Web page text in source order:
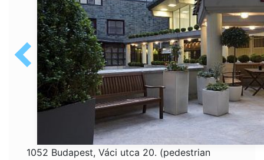
1052 Budapest, Váci utca 20. (pedestrian